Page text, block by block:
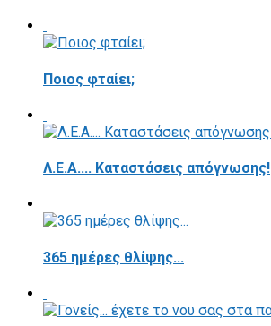
Ποιος φταίει;
Λ.Ε.Α.... Καταστάσεις απόγνωσης!
365 ημέρες θλίψης...